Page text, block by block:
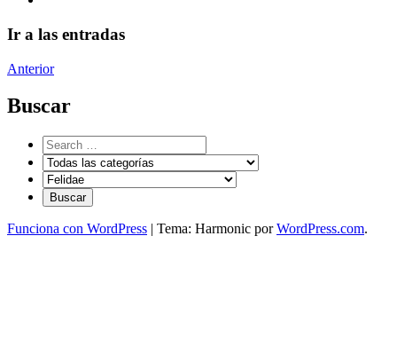
Ir a las entradas
Anterior
Buscar
Funciona con WordPress | Tema: Harmonic porWordPress.com.